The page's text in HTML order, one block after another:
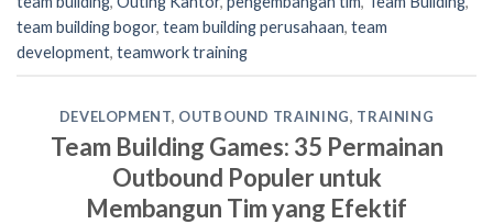
team building bogor, team building perusahaan, team
development, teamwork training
DEVELOPMENT, OUTBOUND TRAINING, TRAINING
Team Building Games: 35 Permainan
Outbound Populer untuk
Membangun Tim yang Efektif